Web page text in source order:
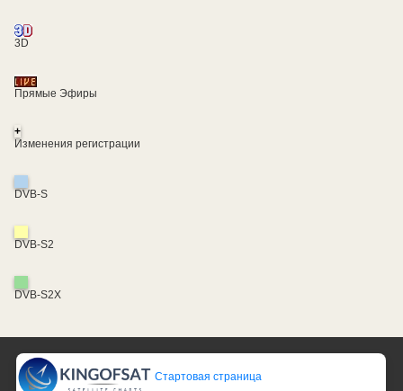
3D
Прямые Эфиры
+
Изменения регистрации
DVB-S
DVB-S2
DVB-S2X
Стартовая страница